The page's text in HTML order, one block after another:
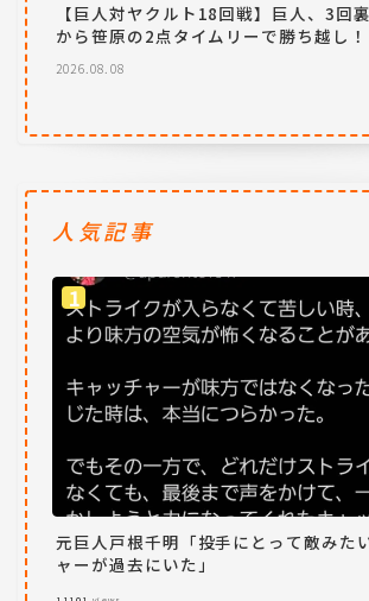
【巨人対ヤクルト18回戦】巨人、3回
から笹原の2点タイムリーで勝ち越し！
2026.08.08
人気記事
元巨人戸根千明「投手にとって敵みた
ャーが過去にいた」